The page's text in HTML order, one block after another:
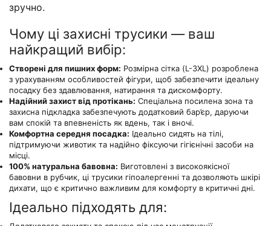
зручно.
Чому ці захисні трусики — ваш
найкращий вибір:
Створені для пишних форм: Розмірна сітка (L-3XL) розроблена
з урахуванням особливостей фігури, щоб забезпечити ідеальну
посадку без здавлювання, натирання та дискомфорту.
Надійний захист від протікань: Спеціальна посилена зона та
захисна підкладка забезпечують додатковий бар’єр, даруючи
вам спокій та впевненість як вдень, так і вночі.
Комфортна середня посадка: Ідеально сидять на тілі,
підтримуючи животик та надійно фіксуючи гігієнічні засоби на
місці.
100% натуральна бавовна: Виготовлені з високоякісної
бавовни в рубчик, ці трусики гіпоалергенні та дозволяють шкірі
дихати, що є критично важливим для комфорту в критичні дні.
Ідеально підходять для: